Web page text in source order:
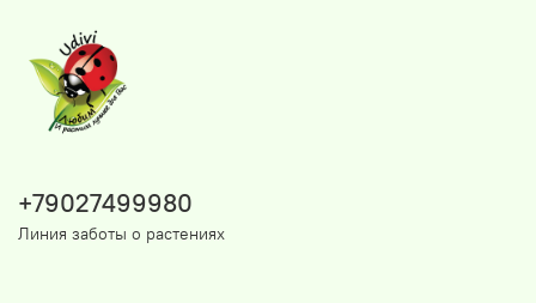
+79027499980
Линия заботы о растениях